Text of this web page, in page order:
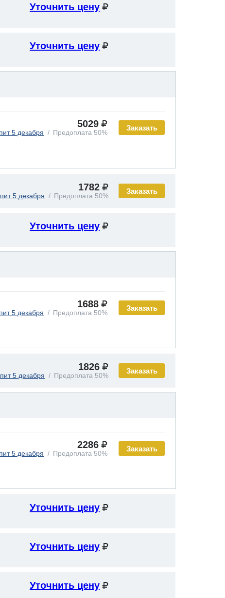
Уточнить цену
Уточнить цену
Заказать
5029
5 декабря Предоплата 50%
Заказать
1782
5 декабря Предоплата 50%
Уточнить цену
Заказать
1688
5 декабря Предоплата 50%
Заказать
1826
5 декабря Предоплата 50%
Заказать
2286
5 декабря Предоплата 50%
Уточнить цену
Уточнить цену
Уточнить цену